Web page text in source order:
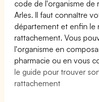
code de l'organisme de
Arles. Il faut connaître
département et enfin le
rattachement. Vous
l'organisme en
pharmacie ou en vous
le guide pour trouver
rattachement